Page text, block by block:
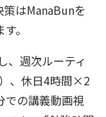
はManaBunを
。
、週次ルーティ
、休日4時間×2
での講義動画視